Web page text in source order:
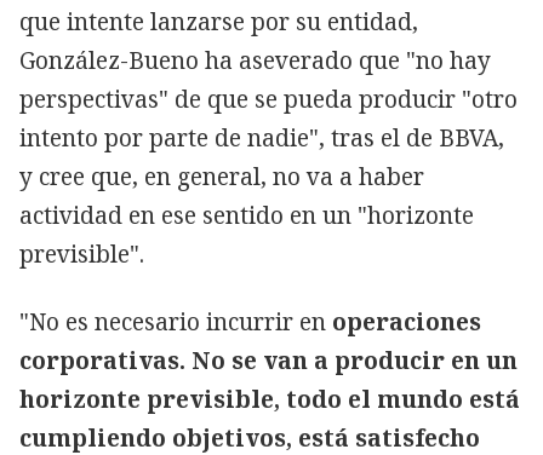
que intente lanzarse por su entidad,
González-Bueno ha aseverado que "no hay
perspectivas" de que se pueda producir "otro
intento por parte de nadie", tras el de BBVA,
y cree que, en general, no va a haber
actividad en ese sentido en un "horizonte
previsible".
"No es necesario incurrir en operaciones
corporativas. No se van a producir en un
horizonte previsible, todo el mundo está
cumpliendo objetivos, está satisfecho